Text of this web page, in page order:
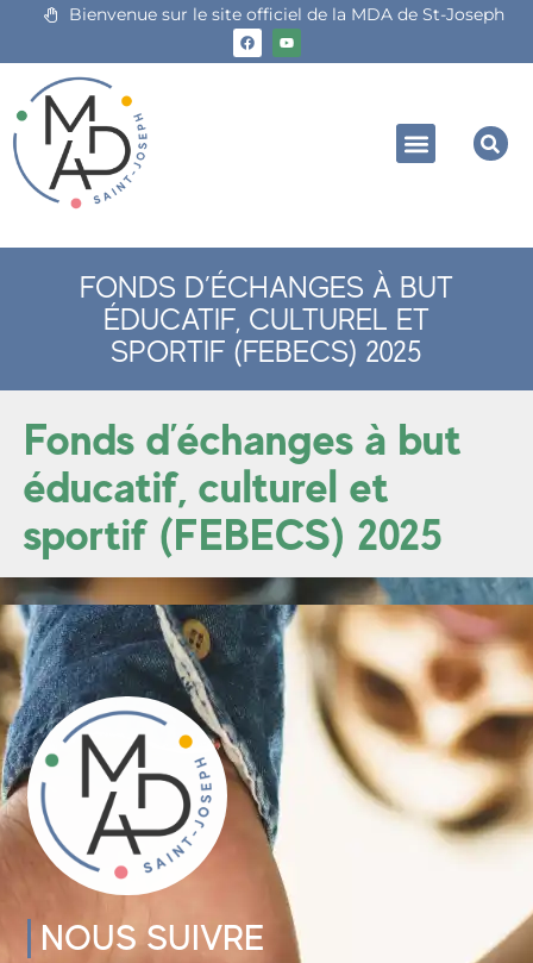
Bienvenue sur le site officiel de la MDA de St-Joseph
FONDS D’ÉCHANGES À BUT
ÉDUCATIF, CULTUREL ET
SPORTIF (FEBECS) 2025
Fonds d’échanges à but
éducatif, culturel et
sportif (FEBECS) 2025
NOUS SUIVRE